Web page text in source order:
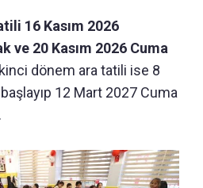
16 Kasım 2026
ve 20 Kasım 2026 Cuma
dönem ara tatili ise 8
12 Mart 2027 Cuma